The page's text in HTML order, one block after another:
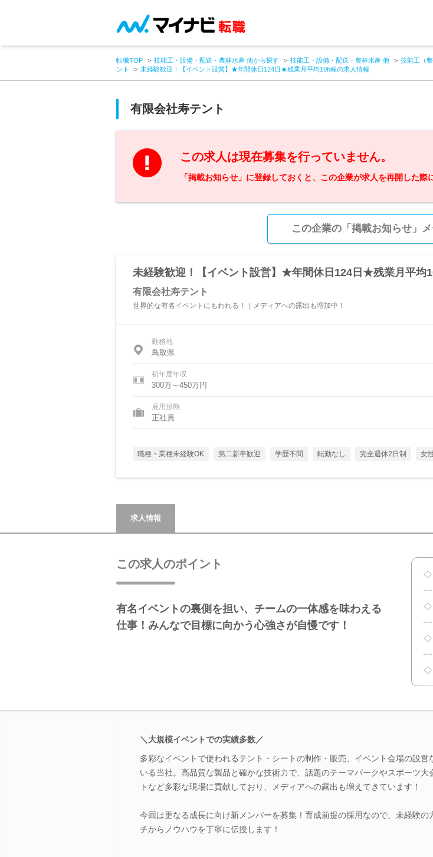
転職TOP 技能工・設備・配送・農林水産 他から探す 技能工・設備・配送・農林水産 他 技能工（
ント
未経験歓迎！【イベント設営】★年間休日124日★残業月平均10h程の求人情報
有限会社寿テント
この求人は現在募集を行っていません。
「掲載お知らせ」に登録しておくと、この企業が求人を再開した際
この企業の「掲載お知らせ」
未経験歓迎！【イベント設営】★年間休日124日★残業月平均
有限会社寿テント
世界的な有名イベントにもわれる！｜メディアへの露出も増加中！
勤務地
鳥取県
初年度年収
300万～450万円
雇用形態
正社員
職種・業種未経験OK 第二新卒歓迎 学歴不問 転勤なし 完全週休2日制 女
求人情報
この求人のポイント
有名イベントの裏側を担い、チームの一体感を味わえる
仕事！みんなで目標に向かう心強さが自慢です！
◇
◇
◇
◇
＼大規模イベントでの実績多数／
多彩なイベントで使われるテント・シートの制作・販売、イベント会場の設営
いる当社。高品質な製品と確かな技術力で、話題のテーマパークやスポーツ大
トなど多彩な現場に貢献しており、メディアへの露出も増えてきています！
今回は更なる成長に向け新メンバーを募集！育成前提の採用なので、未経験の
チからノウハウを丁寧に伝授します！